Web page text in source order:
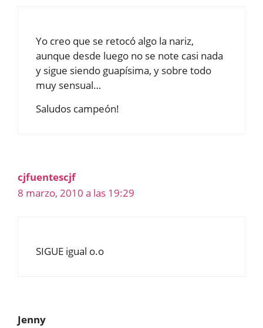
Yo creo que se retocó algo la nariz,
aunque desde luego no se note casi nada
y sigue siendo guapísima, y sobre todo
muy sensual…
Saludos campeón!
cjfuentescjf
8 marzo, 2010 a las 19:29
SIGUE igual o.o
Jenny